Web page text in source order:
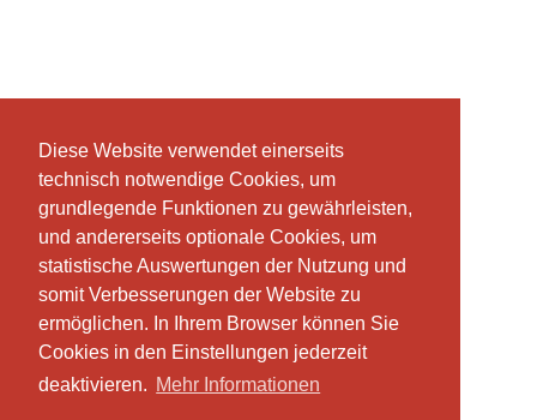
Diese Website verwendet einerseits
technisch notwendige Cookies, um
grundlegende Funktionen zu gewährleisten,
und andererseits optionale Cookies, um
statistische Auswertungen der Nutzung und
somit Verbesserungen der Website zu
ermöglichen. In Ihrem Browser können Sie
Cookies in den Einstellungen jederzeit
deaktivieren. Mehr Informationen
Diese Website verwendet einerseits
technisch notwendige Cookies, um
grundlegende Funktionen zu gewährleisten,
und andererseits optionale Cookies, um
statistische Auswertungen der Nutzung und
somit Verbesserungen der Website zu
ermöglichen. In Ihrem Browser können Sie
Cookies in den Einstellungen jederzeit
deaktivieren. Mehr Informationen